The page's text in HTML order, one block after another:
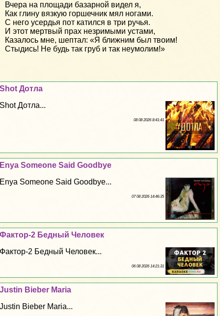
Вчера на площади базарной видел я,
Как глину вязкую горшечник мял ногами.
С него усердья пот катился в три ручья.
И этот мертвый прах незримыми устами,
Казалось мне, шептал: «Я ближним был твоим!
Стыдись! Не будь так груб и так неумолим!»
Shot Дотла
Shot Дотла...
08 08 2026 8:41:41
Enya Someone Said Goodbye
Enya Someone Said Goodbye...
07 08 2026 14:46:35
Фактор-2 Бедный Человек
Фактор-2 Бедный Человек...
06 08 2026 14:21:31
Justin Bieber Maria
Justin Bieber Maria...